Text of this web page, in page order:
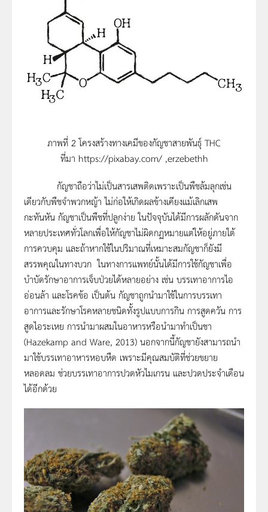
ภาพที่ 2 โครงสร้างทางเคมีของกัญชาสายพันธุ์ THC
ที่มา https://pixabay.com/ ,erzebethh
กัญชาถือว่าไม่เป็นสารเสพติดเพราะเป็นพืชล้มลุกเช่น
เดียวกับพืชจำพวกหญ้า ไม่ก่อให้เกิดผลข้างเคียงแม้เลิกเสพ
กะทันหัน กัญชาเป็นพืชที่ปลูกง่าย ในปัจจุบันได้มีการผลักดันจาก
หลายประเทศทั่วโลกเพื่อให้กัญชาไม่ผิดกฏหมายแต่ให้อยู่ภายใต้
การควบคุม และถ้าหากใช้ในปริมาณที่เหมาะสมกัญชาก็ยังมี
สรรพคุณในทางบวก ในทางการแพทย์นั้นได้มีการใช้กัญชาเพื่อ
บำบัดรักษาอาการเจ็บป่วยได้หลายอย่าง เช่น บรรเทาอาการไอ
อ่อนล้า และโรคข้อ เป็นต้น กัญชาถูกนำมาใช้ในการบรรเทา
อาการและรักษาโรคหลายชนิดทั้งรูปแบบการกิน การสูดควัน การ
สูดไอระเหย การนำมาผสมในอาหารหรือนำมาทำเป็นชา
(Hazekamp and Ware, 2013) นอกจากนี้กัญชายังสามารถนำ
มาใช้บรรเทาอาหารหอบหืด เพราะมีคุณสมบัติที่ช่วยขยาย
หลอดลม ช่วยบรรเทาอาการปวดหัวไมเกรน และปวดประจำเดือน
ได้อีกด้วย